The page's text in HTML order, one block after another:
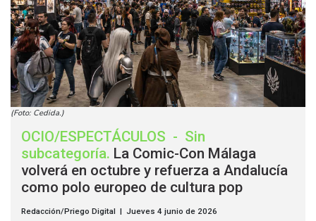
(Foto: Cedida.)
OCIO/ESPECTÁCULOS - Sin
subcategoría. La Comic-Con Málaga
volverá en octubre y refuerza a Andalucía
como polo europeo de cultura pop
Redacción/Priego Digital | Jueves 4 junio de 2026